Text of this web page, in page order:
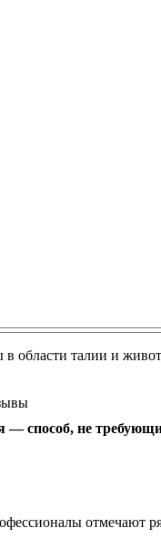
области талии и
— способ, не
отмечают